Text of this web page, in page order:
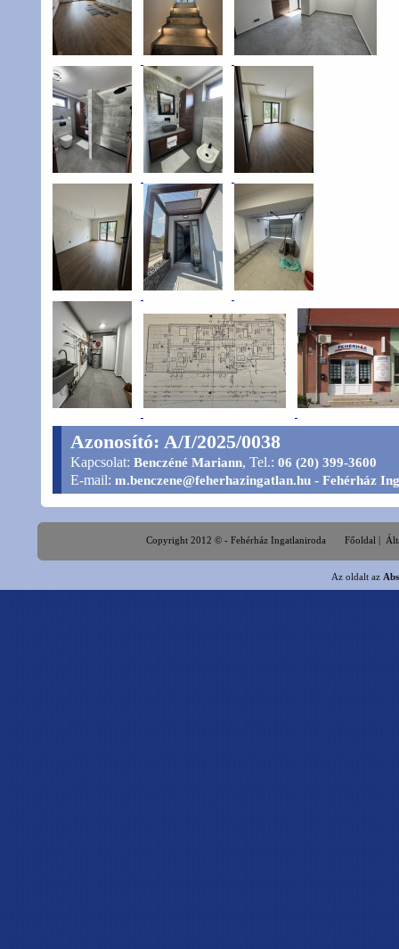
Azonosító: A/I/2025/0038
Kapcsolat: Benczéné Mariann, Tel.: 06 (20) 399-3600
E-mail: m.benczene@feherhazingatlan.hu - Fehérház
Copyright 2012 © - Fehérház Ingatlaniroda Főoldal |
Az oldalt az